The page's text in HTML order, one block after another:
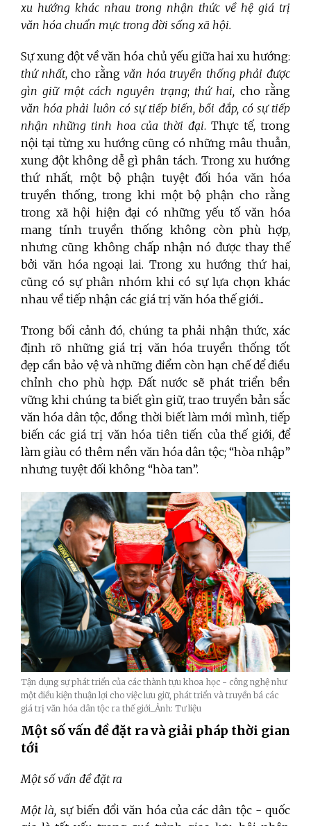
xu hướng khác nhau trong nhận thức về hệ giá trị
văn hóa chuẩn mực trong đời sống xã hội.
Sự xung đột về văn hóa chủ yếu giữa hai xu hướng:
thứ nhất, cho rằngvăn hóa truyền thống phải được
gìn giữ một cách nguyên trạng; thứ hai, cho rằng
văn hóa phải luôn có sự tiếp biến, bồi đắp, có sự tiếp
nhận những tinh hoa của thời đại. Thực tế, trong
nội tại từng xu hướng cũng có những mâu thuẫn,
xung đột không dễ gì phân tách. Trong xu hướng
thứ nhất, một bộ phận tuyệt đối hóa văn hóa
truyền thống, trong khi một bộ phận cho rằng
trong xã hội hiện đại có những yếu tố văn hóa
mang tính truyền thống không còn phù hợp,
nhưng cũng không chấp nhận nó được thay thế
bởi văn hóa ngoại lai. Trong xu hướng thứ hai,
cũng có sự phân nhóm khi có sự lựa chọn khác
nhau về tiếp nhận các giá trị văn hóa thế giới...
Trong bối cảnh đó, chúng ta phải nhận thức, xác
định rõ những giá trị văn hóa truyền thống tốt
đẹp cần bảo vệ và những điểm còn hạn chế để điều
chỉnh cho phù hợp. Đất nước sẽ phát triển bền
vững khi chúng ta biết gìn giữ, trao truyền bản sắc
văn hóa dân tộc, đồng thời biết làm mới mình, tiếp
biến các giá trị văn hóa tiên tiến của thế giới, để
làm giàu có thêm nền văn hóa dân tộc; “hòa nhập”
nhưng tuyệt đối không “hòa tan”.
Tận dụng sự phát triển của các thành tựu khoa học - công nghệ như
một điều kiện thuận lợi cho việc lưu giữ, phát triển và truyền bá các
giá trị văn hóa dân tộc ra thế giới_Ảnh: Tư liệu
Một số vấn đề đặt ra và giải pháp thời gian
tới
Một số vấn đề đặt ra
Một là, sự biến đổi văn hóa của các dân tộc - quốc